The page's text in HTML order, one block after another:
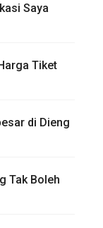
Saya
Tiket
di Dieng
Tak Boleh